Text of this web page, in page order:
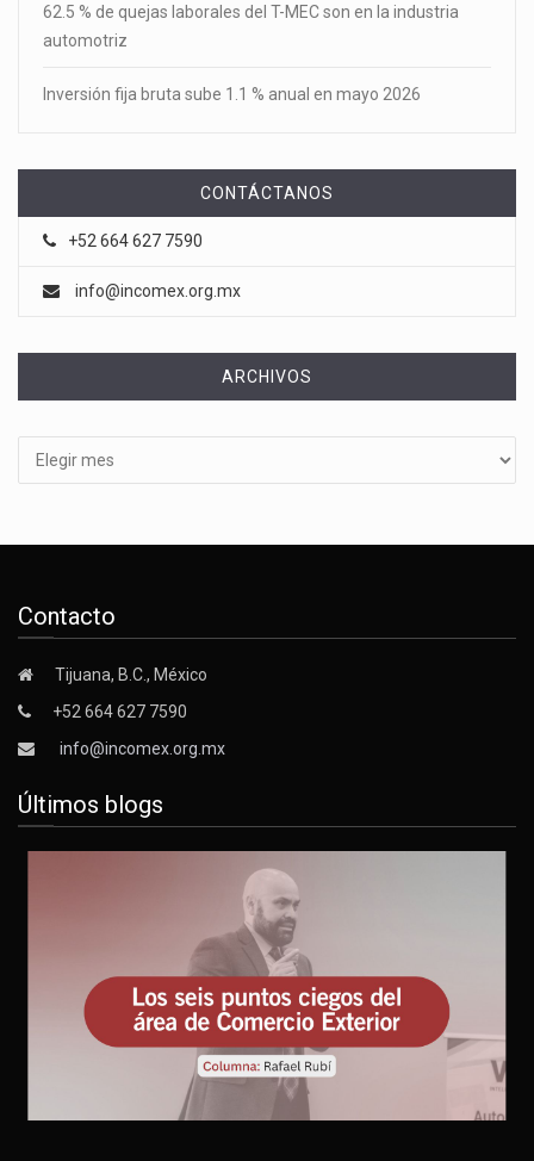
62.5 % de quejas laborales del T-MEC son en la industria
automotriz
Inversión fija bruta sube 1.1 % anual en mayo 2026
CONTÁCTANOS
+52 664 627 7590
info@incomex.org.mx
ARCHIVOS
Contacto
Tijuana, B.C., México
+52 664 627 7590
info@incomex.org.mx
Últimos blogs